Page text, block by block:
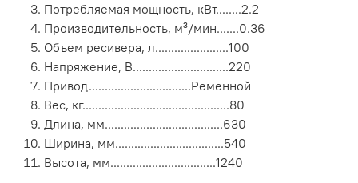
Потребляемая мощность, кВт........2.2
Производительность, м³/мин.......0.36
Объем ресивера, л.......................100
Напряжение, В..............................220
Привод................................Ременной
Вес, кг..............................................80
Длина, мм.....................................630
Ширина, мм..................................540
Высота, мм.................................1240